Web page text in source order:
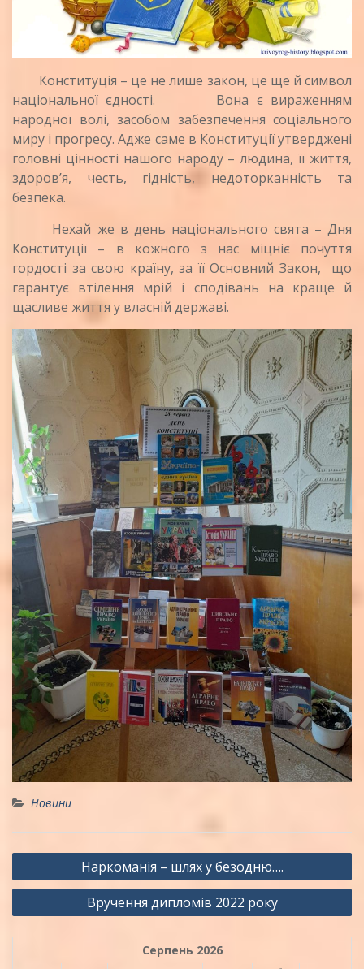
Конституція – це не лише закон, це ще й символ
національної єдності.
Вона є вираженням
народної волі, засобом забезпечення соціального
миру і прогресу. Адже саме в Конституції утверджені
головні цінності нашого народу – людина, її життя,
здоров’я, честь, гідність, недоторканність та
безпека.
Нехай же в день національного свята – Дня
Конституції – в кожного з нас міцніє почуття
гордості за свою країну, за її Основний Закон, що
гарантує втілення мрій і сподівань на краще й
щасливе життя у власній державі.
Новини
Навігація
записів
Наркоманія – шлях у безодню….
Вручення дипломів 2022 року
Серпень 2026